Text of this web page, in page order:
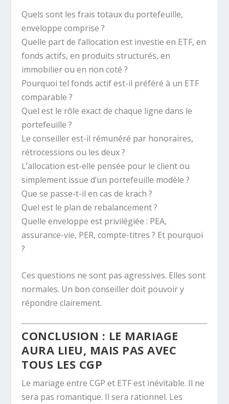
Quels sont les frais totaux du portefeuille,
enveloppe comprise ?
Quelle part de l’allocation est investie en ETF, en
fonds actifs, en produits structurés, en
immobilier ou en non coté ?
Pourquoi tel fonds actif est-il préféré à un ETF
comparable ?
Quel est le rôle exact de chaque ligne dans le
portefeuille ?
Le conseiller est-il rémunéré par honoraires,
rétrocessions ou les deux ?
L’allocation est-elle pensée pour le client ou
simplement issue d’un portefeuille modèle ?
Que se passe-t-il en cas de krach ?
Quel est le plan de rebalancement ?
Quelle enveloppe est privilégiée : PEA,
assurance-vie, PER, compte-titres ? Et pourquoi
?
Ces questions ne sont pas agressives. Elles sont
normales. Un bon conseiller doit pouvoir y
répondre clairement.
CONCLUSION : LE MARIAGE
AURA LIEU, MAIS PAS AVEC
TOUS LES CGP
Le mariage entre CGP et ETF est inévitable. Il ne
sera pas romantique. Il sera rationnel. Les